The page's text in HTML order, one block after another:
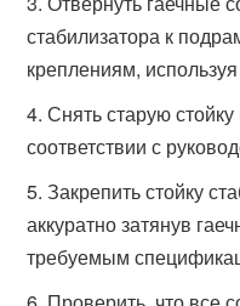
стабилизатора к
креплениям,
Снять старую
соответствии с
Закрепить стойку
аккуратно затянув
требуемым